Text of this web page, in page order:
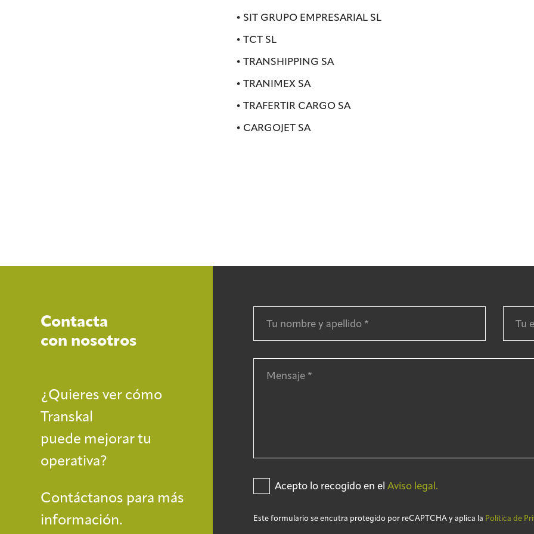
• SIT GRUPO EMPRESARIAL SL
• TCT SL
• TRANSHIPPING SA
• TRANIMEX SA
• TRAFERTIR CARGO SA
• CARGOJET SA
Contacta
con nosotros
¿Quieres ver cómo
Transkal
puede mejorar tu
operativa?
Contáctanos para más
información.
Acepto lo recogido en elAviso legal.
Este formulario se encutra protegido por reCAPTCHA y aplica la Política de